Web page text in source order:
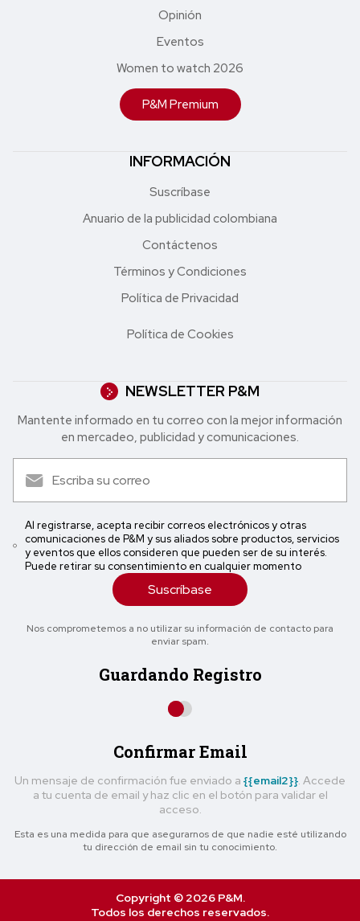
Opinión
Eventos
Women to watch 2026
P&M Premium
INFORMACIÓN
Suscríbase
Anuario de la publicidad colombiana
Contáctenos
Términos y Condiciones
Política de Privacidad
Política de Cookies
NEWSLETTER P&M
Mantente informado en tu correo con la mejor in formación
en mercadeo, publicidad y comunicaciones.
Al registrarse, acepta recibir correos electrónicos y otras
comunicaciones de P&M y sus aliados sobre productos, servicios
y eventos que ellos consideren que pueden ser de su interés.
Puede retirar su consentimiento en cualquier momento
Suscríbase
Nos comprometemos a no utilizar su información de contacto para
enviar spam.
Guardando Registro
Confirmar Email
Un mensaje de confirmación fue enviado a {{email2}}. Accede
a tu cuenta de email y haz clic en el botón para validar el
acceso.
Esta es una medida para que asegurarnos de que nadie esté utilizando
tu dirección de email sin tu conocimiento.
Copyright © 2026 P&M.
Todos los derechos reservados.